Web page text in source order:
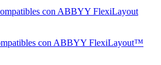
con ABBYY FlexiLayout
con ABBYY FlexiLayout™